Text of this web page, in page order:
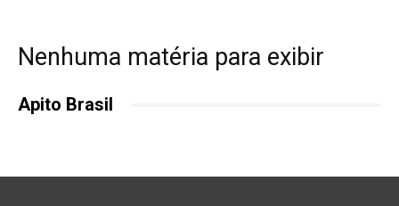
Nenhuma matéria para exibir
Apito Brasil